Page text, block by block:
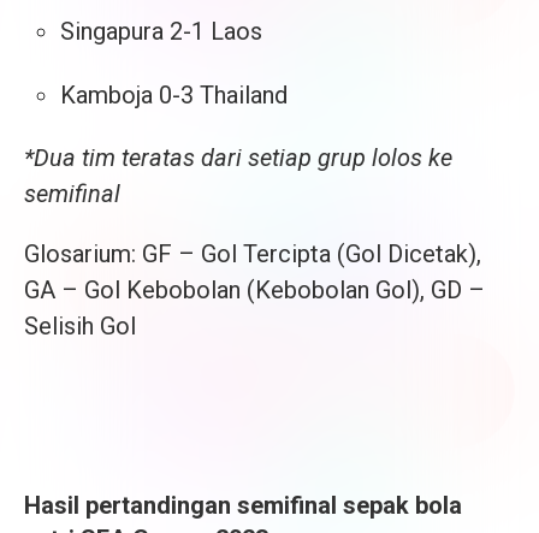
Singapura 2-1 Laos
Kamboja 0-3 Thailand
*Dua tim teratas dari setiap grup lolos ke
semifinal
Glosarium: GF – Gol Tercipta (Gol Dicetak),
GA – Gol Kebobolan (Kebobolan Gol), GD –
Selisih Gol
Hasil pertandingan semifinal sepak bola